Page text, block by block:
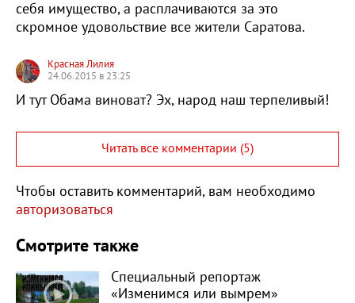
себя имущество, а расплачиваются за это
скромное удовольствие все жители Саратова.
Красная Лилия
24.06.2015 в 23:25
И тут Обама виноват? Эх, народ наш терпеливый!
Читать все комментарии (5)
Чтобы оставить комментарий, вам необходимо
авторизоваться
Смотрите также
Специальный репортаж
«Изменимся или вымрем»